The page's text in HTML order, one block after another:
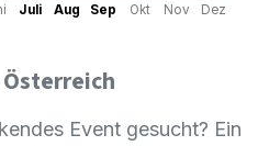
Juli Aug Sep Okt Nov Dez
Event gesucht? Ein